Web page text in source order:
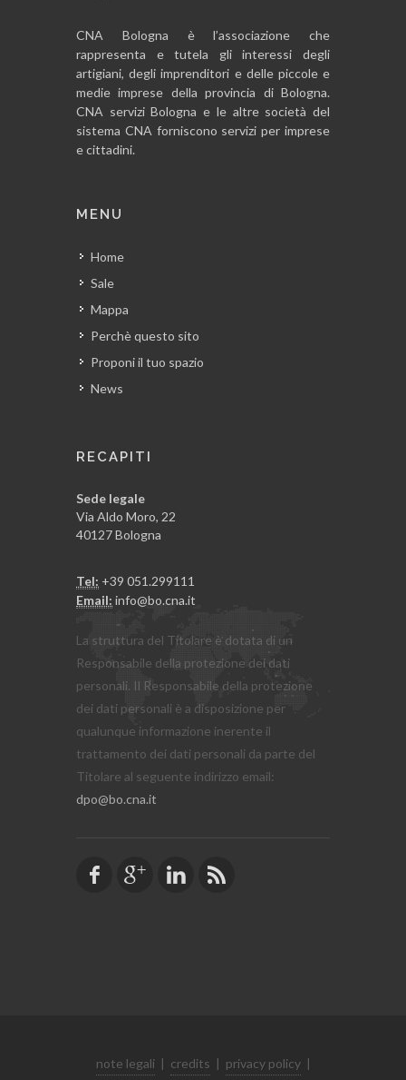
CNA Bologna è l’associazione che
rappresenta e tutela gli interessi degli
artigiani, degli imprenditori e delle piccole e
medie imprese della provincia di Bologna.
CNA servizi Bologna e le altre società del
sistema CNA forniscono servizi per imprese
e cittadini.
MENU
Home
Sale
Mappa
Perchè questo sito
Proponi il tuo spazio
News
RECAPITI
Sede legale
Via Aldo Moro, 22
40127 Bologna
Tel: +39 051.299111
Email: info@bo.cna.it
La struttura del Titolare è dotata di un
Responsabile della protezione dei dati
personali. Il Responsabile della protezione
dei dati personali è a disposizione per
qualunque informazione inerente il
trattamento dei dati personali da parte del
Titolare al seguente indirizzo email:
dpo@bo.cna.it
note legali | credits | privacy policy |